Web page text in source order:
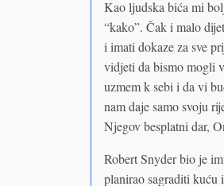
Kao ljudska bića mi
“kako”. Čak i malo
i imati dokaze za sve
vidjeti da bismo mogli
uzmem k sebi i da vi
nam daje samo svoju
Njegov besplatni dar,
Robert Snyder bio je
planirao sagraditi kuću